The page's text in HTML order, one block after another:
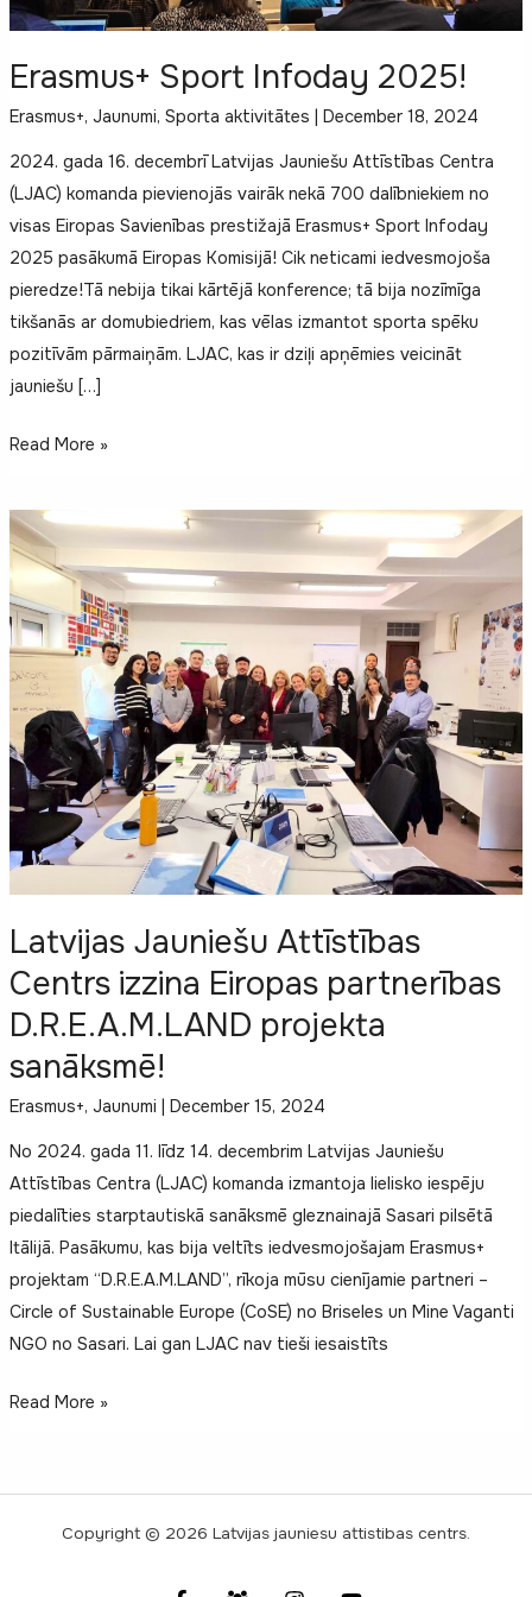
Erasmus+ Sport Infoday 2025!
Erasmus+, Jaunumi, Sporta aktivitātes | December 18, 2024
2024. gada 16. decembrī Latvijas Jauniešu Attīstības Centra
(LJAC) komanda pievienojās vairāk nekā 700 dalībniekiem no
visas Eiropas Savienības prestižajā Erasmus+ Sport Infoday
2025 pasākumā Eiropas Komisijā! Cik neticami iedvesmojoša
pieredze!Tā nebija tikai kārtējā konference; tā bija nozīmīga
tikšanās ar domubiedriem, kas vēlas izmantot sporta spēku
pozitīvām pārmaiņām. LJAC, kas ir dziļi apņēmies veicināt
jauniešu […]
Erasmus+
Infoday
2025!
Read More »
Latvijas Jauniešu Attīstības
Centrs izzina Eiropas partnerības
D.R.E.A.M.LAND projekta
sanāksmē!
Erasmus+, Jaunumi | December 15, 2024
No 2024. gada 11. līdz 14. decembrim Latvijas Jauniešu
Attīstības Centra (LJAC) komanda izmantoja lielisko iespēju
piedalīties starptautiskā sanāksmē gleznainajā Sasari pilsētā
Itālijā. Pasākumu, kas bija veltīts iedvesmojošajam Erasmus+
projektam “D.R.E.A.M.LAND”, rīkoja mūsu cienījamie partneri –
Circle of Sustainable Europe (CoSE) no Briseles un Mine Vaganti
NGO no Sasari. Lai gan LJAC nav tieši iesaistīts
Latvijas
Centrs
Read More »
Copyright © 2026 Latvijas jauniesu attistibas centrs.